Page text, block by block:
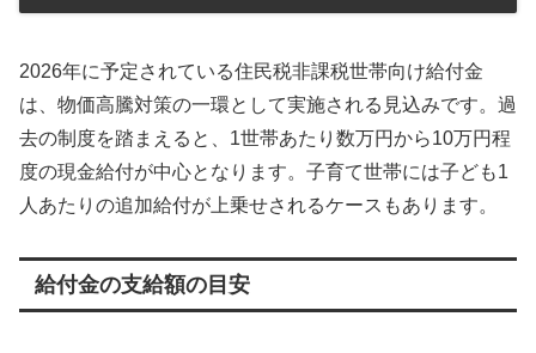
2026年に予定されている住民税非課税世帯向け給付金
は、物価高騰対策の一環として実施される見込みです。過
去の制度を踏まえると、1世帯あたり数万円から10万円程
度の現金給付が中心となります。子育て世帯には子ども1
人あたりの追加給付が上乗せされるケースもあります。
給付金の支給額の目安